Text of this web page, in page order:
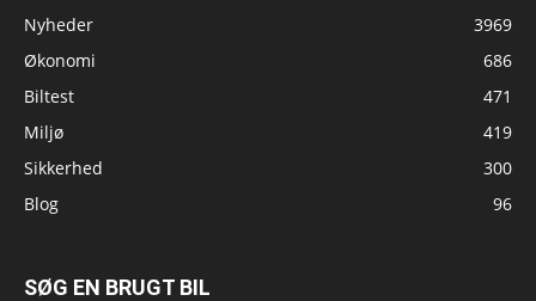
Nyheder
3969
Økonomi
686
Biltest
471
Miljø
419
Sikkerhed
300
Blog
96
SØG EN BRUGT BIL